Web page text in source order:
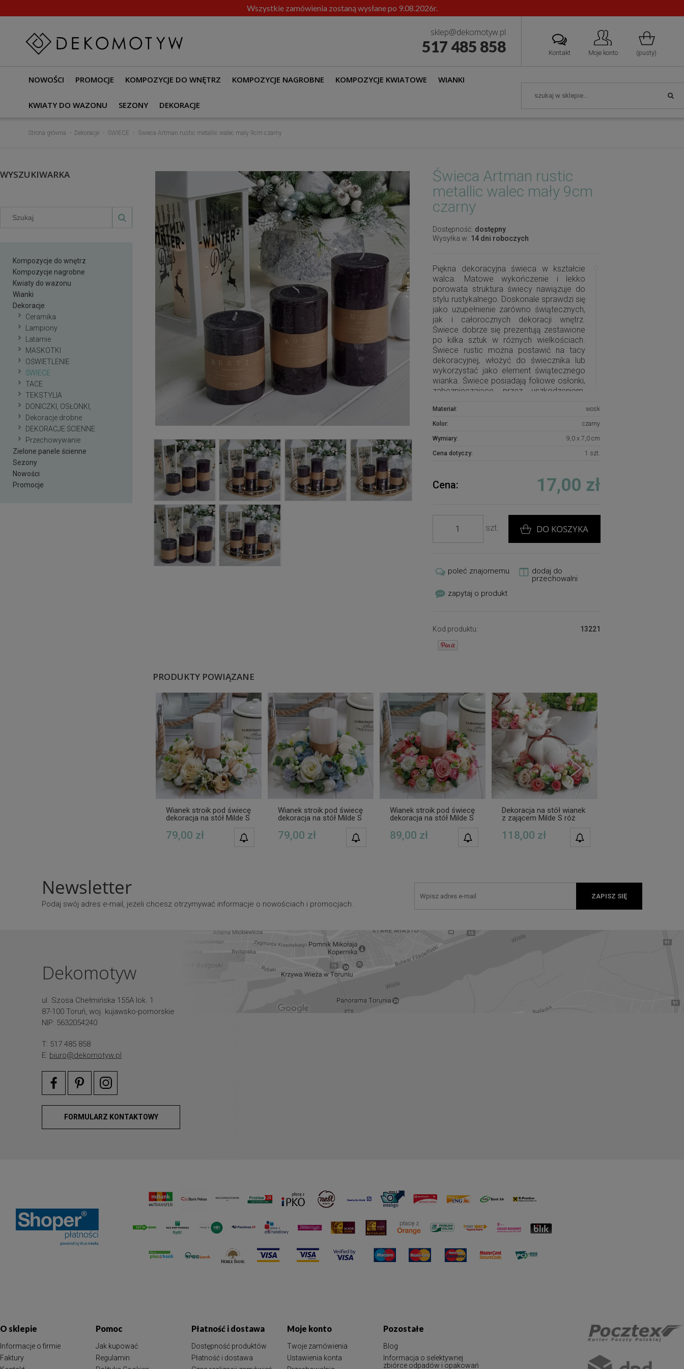
Wszystkie zamówienia zostaną wysłane po 9.08.2026r.
Kontakt Moje konto (pusty)
sklep@dekomotyw.pl
517 485 858
NOWOŚCI PROMOCJE KOMPOZYCJE DO WNĘTRZ KOMPOZYCJE NAGROBNE KOMPOZYCJE KWIATOWE WIANKI
KWIATY DO WAZONU SEZONY DEKORACJE
Strona główna Dekoracje ŚWIECE Świeca Artman rustic metallic walec mały 9cm czarny
WYSZUKIWARKA
Kompozycje do wnętrz
Kompozycje nagrobne
Kwiaty do wazonu
Wianki
Dekoracje
Ceramika
Lampiony
Latarnie
MASKOTKI
OŚWIETLENIE
ŚWIECE
TACE
TEKSTYLIA
DONICZKI, OSŁONKI,
Dekoracje drobne
DEKORACJE ŚCIENNE
Przechowywanie
Zielone panele ścienne
Sezony
Nowości
Promocje
Świeca Artman rustic
metallic walec mały 9cm
czarny
Dostępność: dostępny
Wysyłka w: 14 dni roboczych
Piękna dekoracyjna świeca w kształcie
walca. Matowe wykończenie i lekko
porowata struktura świecy nawiązuje do
stylu rustykalnego. Doskonale sprawdzi się
jako uzupełnienie zarówno świątecznych,
jak i całorocznych dekoracji wnętrz.
Świece dobrze się prezentują zestawione
po kilka sztuk w różnych wielkościach.
Świece rustic można postawić na tacy
dekoracyjnej, włożyć do świecznika lub
wykorzystać jako element świątecznego
wianka. Świece posiadają foliowe osłonki,
zabezpieczające przez uszkodzeniem.
kolorów, które dobrze się prezentują
zestawione ze sobą.
Materiał: wosk
Kolor: czarny
Wymiary: 9,0 x 7,0 cm
Cena dotyczy: 1 szt.
Cena: 17,00 zł
szt. DO KOSZYKA
poleć znajomemu
dodaj do
przechowalni
zapytaj o produkt
Kod produktu: 13221
PRODUKTY POWIĄZANE
Wianek stroik pod świecę
dekoracja na stół Milde S
79,00 zł
POWIADOM O
DOSTĘPNOŚCI
Wianek stroik pod świecę
dekoracja na stół Milde S
79,00 zł
POWIADOM O
DOSTĘPNOŚCI
Wianek stroik pod świecę
dekoracja na stół Milde S
89,00 zł
POWIADOM O
DOSTĘPNOŚCI
Dekoracja na stół wianek
z zającem Milde S róż
118,00 zł
Newsletter
Podaj swój adres e-mail, jeżeli chcesz otrzymywać informacje o nowościach i promocjach.
ZAPISZ SIĘ
Dekomotyw
ul. Szosa Chełmińska 155A lok. 1
87-100 Toruń, woj. kujawsko-pomorskie
NIP: 5632054240
T: 517 485 858
E: biuro@dekomotyw.pl
FORMULARZ KONTAKTOWY
O sklepie
Informacje o firmie
Faktury
Pomoc
Jak kupować
Regulamin
Płatność i dostawa
Dostępność produktów
Płatność i dostawa
Moje konto
Twoje zamówienia
Ustawienia konta
Pozostałe
Blog
Informacja o selektywnej
zbiórce odpadów i opakowań